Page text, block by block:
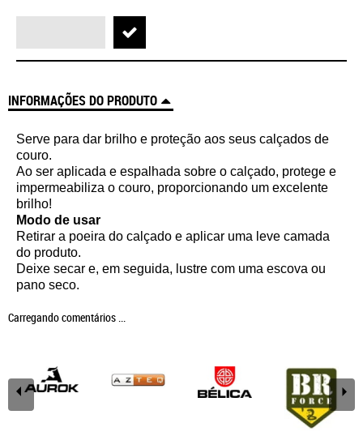
INFORMAÇÕES DO PRODUTO
Serve para dar brilho e proteção aos seus calçados de
couro.
Ao ser aplicada e espalhada sobre o calçado, protege e
impermeabiliza o couro, proporcionando um excelente
brilho!
Modo de usar
Retirar a poeira do calçado e aplicar uma leve camada
do produto.
Deixe secar e, em seguida, lustre com uma escova ou
pano seco.
Carregando comentários ...